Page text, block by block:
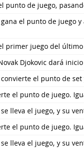
punto de juego,
el punto de juego
primer juego del
Djokovic dará
el punto de set
el punto de juego.
lleva el juego, y su
el punto de juego.
lleva el juego, y su